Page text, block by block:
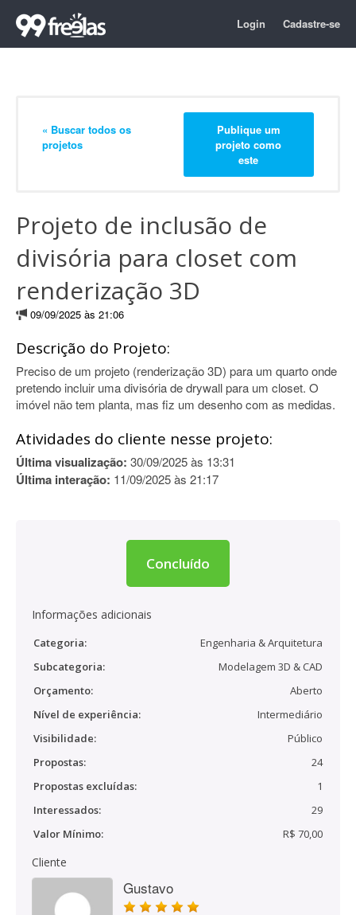
Login Cadastre-se
« Buscar todos os
projetos
Publique um
projeto como
este
Projeto de inclusão de
divisória para closet com
renderização 3D
09/09/2025 às 21:06
Descrição do Projeto:
Preciso de um projeto (renderização 3D) para um quarto onde
pretendo incluir uma divisória de drywall para um closet. O
imóvel não tem planta, mas fiz um desenho com as medidas.
Atividades do cliente nesse projeto:
Última visualização: 30/09/2025 às 13:31
Última interação: 11/09/2025 às 21:17
Concluído
Informações adicionais
Categoria:
Engenharia & Arquitetura
Subcategoria:
Modelagem 3D & CAD
Orçamento:
Aberto
Nível de experiência:
Intermediário
Visibilidade:
Público
Propostas:
24
Propostas excluídas:
1
Interessados:
29
Valor Mínimo:
R$ 70,00
Cliente
Gustavo